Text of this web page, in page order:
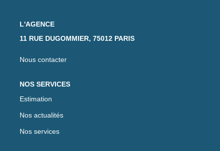
L'AGENCE
11 RUE DUGOMMIER, 75012 PARIS
Nous contacter
NOS SERVICES
Estimation
Nos actualités
Nos services